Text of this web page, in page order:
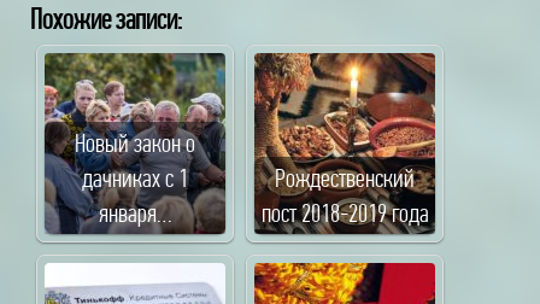
Похожие записи:
Новый закон о
дачниках с 1
января…
Рождественский
пост 2018-2019 года